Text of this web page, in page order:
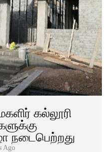
கல்லூரி
நடைபெற்றது
Ago